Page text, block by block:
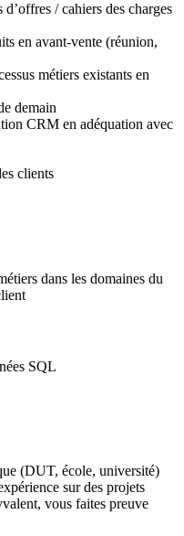
/ cahiers des charges
en avant-vente (réunion,
métiers existants en
demain
CRM en adéquation avec
clients
dans les domaines du
SQL
(DUT, école, université)
sur des projets
vous faites preuve